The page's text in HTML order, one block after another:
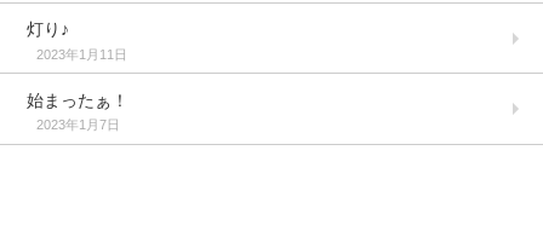
灯り♪
2023年1月11日
始まったぁ！
2023年1月7日